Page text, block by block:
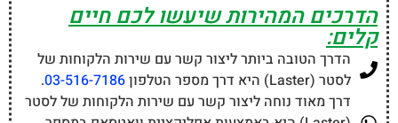
הדרכים המהירות שיעשו לכם חיים
קלים:
הדרך הטובה ביותר ליצור קשר עם שירות הלקוחות של
לסטר (Laster) היא דרך מספר הטלפון
03-516-7186
.
דרך מאוד נוחה ליצור קשר עם שירות הלקוחות של לסטר